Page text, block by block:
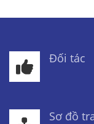
Đối tác
Sơ đồ